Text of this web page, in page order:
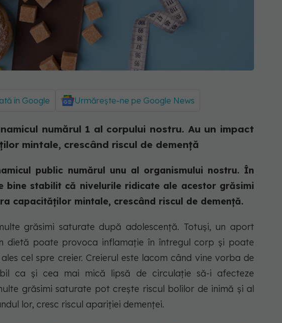
în Google Urmărește-ne pe Google News
numărul 1 al corpului nostru. Au un impact
mintale, crescând riscul de demență
public numărul unu al organismului nostru. În
bine stabilit că nivelurile ridicate ale acestor grăsimi
capacităților mintale, crescând riscul de demență.
grăsimi saturate după adolescență. Totuși, un aport
dietă poate provoca inflamație în întregul corp și poate
cel spre creier. Creierul este lacom când vine vorba de
ca și cea mai mică lipsă de circulație să-i afecteze
grăsimi saturate pot crește riscul bolilor de inimă și al
lor, cresc riscul apariției demenței.